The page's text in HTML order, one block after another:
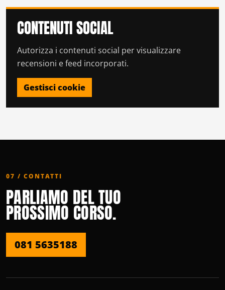
CONTENUTI SOCIAL
Autorizza i contenuti social per visualizzare
recensioni e feed incorporati.
Gestisci cookie
07 / CONTATTI
PARLIAMO DEL TUO
PROSSIMO CORSO.
081 5635188